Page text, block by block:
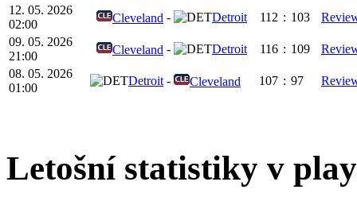
12. 05. 2026
02:00
Cleveland - Detroit 112 : 103
09. 05. 2026
21:00
Cleveland - Detroit 116 : 109
08. 05. 2026
01:00
Detroit - Cleveland 107 : 97
Letošní statistiky v